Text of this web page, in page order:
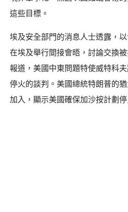
這些目標。
埃及安全部門的消息人士透露，
在埃及舉行間接會晤，討論交換
報道，美國中東問題特使威特科
停火的談判。美國總統特朗普的
加入，顯示美國確保加沙按計劃停